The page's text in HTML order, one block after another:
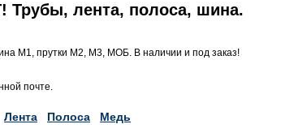
лента, полоса, шина.
М1, прутки М2, М3, МОБ. В наличии и под заказ!
почте.
Лента Полоса Медь